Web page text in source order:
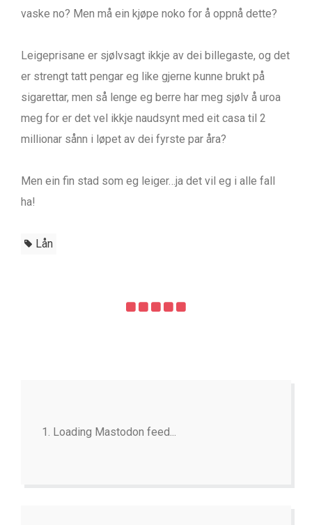
vaske no? Men må ein kjøpe noko for å oppnå dette?
Leigeprisane er sjølvsagt ikkje av dei billegaste, og det
er strengt tatt pengar eg like gjerne kunne brukt på
sigarettar, men så lenge eg berre har meg sjølv å uroa
meg for er det vel ikkje naudsynt med eit casa til 2
millionar sånn i løpet av dei fyrste par åra?
Men ein fin stad som eg leiger…ja det vil eg i alle fall
ha!
Lån
Loading Mastodon feed...